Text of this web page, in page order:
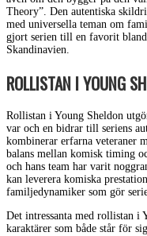
Theory”. Den autentiska
med universella teman om
gjort serien till en favorit
Skandinavien.
ROLLISTAN I YOUNG
Rollistan i Young Sheldon
var och en bidrar till seriens
kombinerar erfarna veteraner
balans mellan komisk timing
och hans team har varit
kan leverera komiska
familjedynamiker som gör
Det intressanta med rollistan i
karaktärer som både står för